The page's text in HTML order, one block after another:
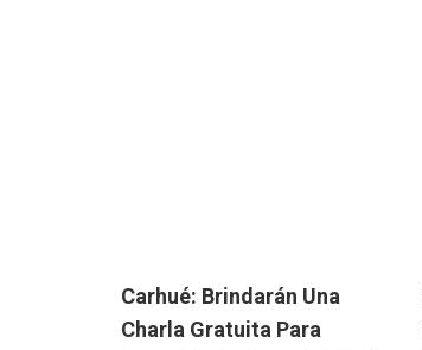
Carhué: Brindarán Una
Charla Gratuita Para